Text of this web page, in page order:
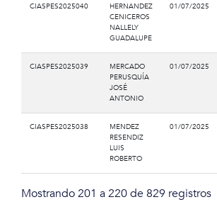
CIASPES2025040
HERNANDEZ
CENICEROS
NALLELY
GUADALUPE
01/07/2025
CIASPES2025039
MERCADO
PERUSQUÍA
JOSÉ
ANTONIO
01/07/2025
CIASPES2025038
MENDEZ
RESENDIZ
LUIS
ROBERTO
01/07/2025
Mostrando 201 a 220 de 829 registros